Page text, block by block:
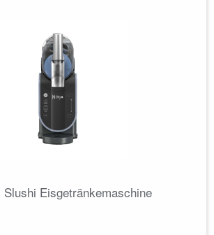
Slushi Eisgetränkemaschine